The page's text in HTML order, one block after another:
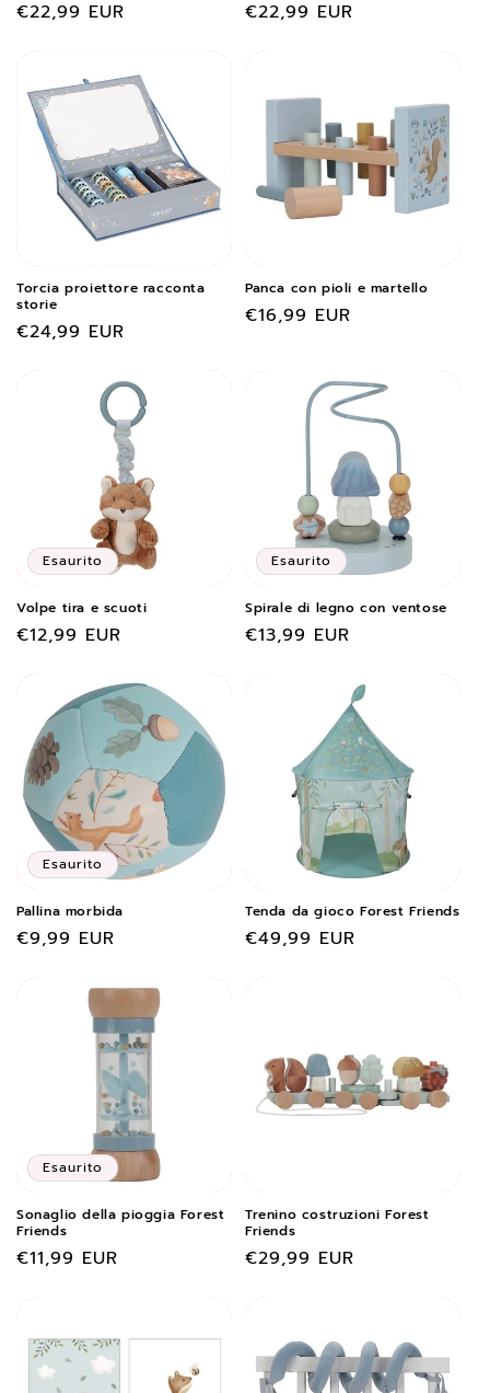
Prezzo
listino
€22,99 EUR
Prezzo
listino
€22,99 EUR
Torcia proiettore racconta
storie
Prezzo
listino
€24,99 EUR
Panca con pioli e martello
Prezzo
listino
€16,99 EUR
Esaurito
Volpe tira e scuoti
Prezzo
listino
€12,99 EUR
Esaurito
Spirale di legno con ventose
Prezzo
listino
€13,99 EUR
Esaurito
Pallina morbida
Prezzo
listino
€9,99 EUR
Tenda da gioco Forest Friends
Prezzo
listino
€49,99 EUR
Esaurito
Sonaglio della pioggia Forest
Friends
Prezzo
listino
€11,99 EUR
Trenino costruzioni Forest
Friends
Prezzo
listino
€29,99 EUR